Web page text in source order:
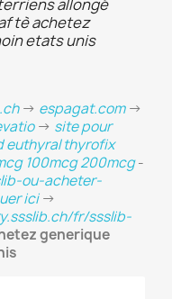
allongé
tè achetez
etats unis
-> espagat.com->
-> site pour
euthyral thyrofix
100mcg 200mcg-
ou-acheter-
ici->
fr/ssslib-
generique